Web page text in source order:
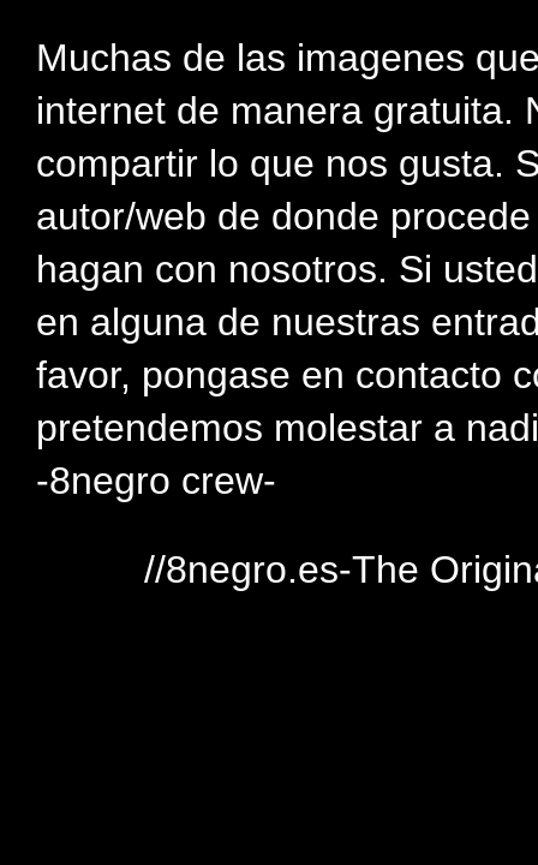
Muchas de las imagenes
internet de manera gratuita.
compartir lo que nos gusta.
autor/web de donde
hagan con nosotros. Si
en alguna de nuestras
favor, pongase en contacto
pretendemos molestar a
-8negro crew-
//8negro.es-The